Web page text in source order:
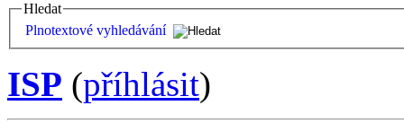
Hledat
Plnotextové vyhledávání
ISP (příhlásit)